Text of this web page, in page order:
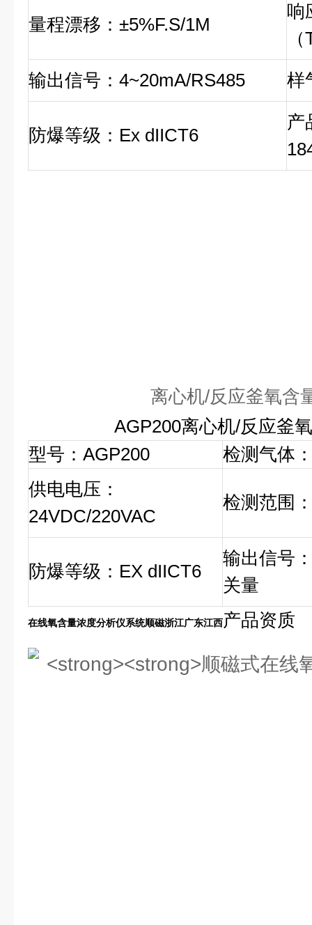
量程漂移：±5%F.S/1M
响
输出信号：4~20mA/RS485
样
防爆等级：Ex dIICT6
产
离心机/反应釜氧含
AGP200离心机/反应釜
型号：AGP200
检测气体
供电电压：
24VDC/220VAC
检测范围
防爆等级：EX dIICT6
输出信号
关量
在线氧含量浓度分析仪系统顺磁浙江广东江西产品资质